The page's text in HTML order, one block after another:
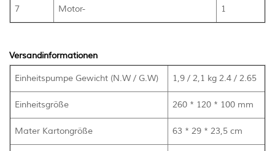
7 Motor- 1
Versandinformationen
Einheitspumpe Gewicht (N.W / G.W) 1,9 / 2,1 kg 2.4 / 2.65
Einheitsgröße 260 * 120 * 100 mm
Mater Kartongröße 63 * 29 * 23,5 cm